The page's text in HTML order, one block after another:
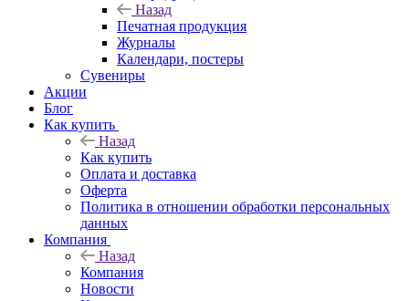
Назад
Печатная продукция
Журналы
Календари, постеры
Сувениры
Акции
Блог
Как купить
Назад
Как купить
Оплата и доставка
Оферта
Политика в отношении обработки персональных
данных
Компания
Назад
Компания
Новости